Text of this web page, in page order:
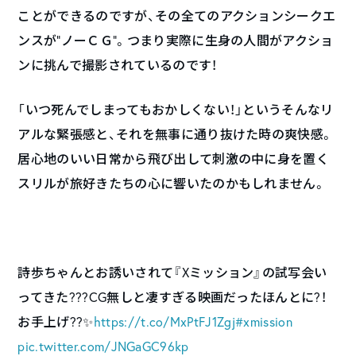
ことができるのですが、その全てのアクションシークエ
ンスが”ノーＣＧ”。つまり実際に生身の人間がアクショ
ンに挑んで撮影されているのです！
「いつ死んでしまってもおかしくない！」というそんなリ
アルな緊張感と、それを無事に通り抜けた時の爽快感。
居心地のいい日常から飛び出して刺激の中に身を置く
スリルが旅好きたちの心に響いたのかもしれません。
詩歩ちゃんとお誘いされて『Xミッション』の試写会い
ってきた???CG無しと凄すぎる映画だったほんとに?！
お手上げ??✨ https://t.co/MxPtFJ1Zgj#xmission
pic.twitter.com/JNGaGC96kp